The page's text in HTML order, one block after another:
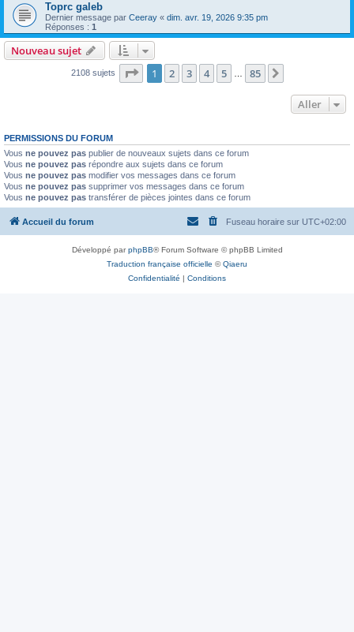
Toprc galeb
Dernier message par Ceeray « dim. avr. 19, 2026 9:35 pm
Réponses : 1
Nouveau sujet
2108 sujets Page 1sur85
1 2 3 4 5 … 85
Aller
PERMISSIONS DU FORUM
Vous ne pouvez pas publier de nouveaux sujets dans ce forum
Vous ne pouvez pas répondre aux sujets dans ce forum
Vous ne pouvez pas modifier vos messages dans ce forum
Vous ne pouvez pas supprimer vos messages dans ce forum
Vous ne pouvez pas transférer de pièces jointes dans ce forum
Accueil du forum Fuseau horaire sur UTC+02:00
Développé parphpBB® Forum Software © phpBB Limited
Traduction française officielle ©Qiaeru
Confidentialité | Conditions